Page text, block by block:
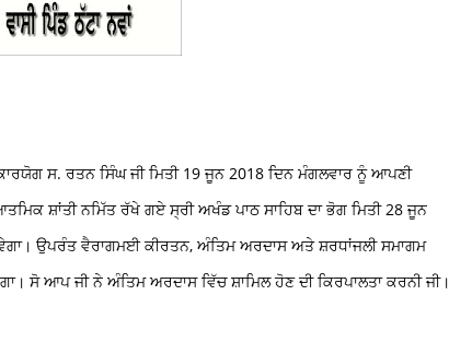
ਸ. ਰਤਨ ਸਿੰਘ ਜੀ ਮਿਤੀ 19 ਜੂਨ 2018 ਦਿਨ ਮੰਗਲਵਾਰ ਨੂੰ ਆਪਣੀ
ਸ਼ਾਂਤੀ ਨਮਿੱਤ ਰੱਖੇ ਗਏ ਸ੍ਰੀ ਅਖੰਡ ਪਾਠ ਸਾਹਿਬ ਦਾ ਭੋਗ ਮਿਤੀ 28 ਜੂਨ
ਉਪਰੰਤ ਵੈਰਾਗਮਈ ਕੀਰਤਨ, ਅੰਤਿਮ ਅਰਦਾਸ ਅਤੇ ਸ਼ਰਧਾਂਜਲੀ ਸਮਾਗਮ
ਸੋ ਆਪ ਜੀ ਨੇ ਅੰਤਿਮ ਅਰਦਾਸ ਵਿੱਚ ਸ਼ਾਮਿਲ ਹੋਣ ਦੀ ਕਿਰਪਾਲਤਾ ਕਰਨੀ ਜੀ।